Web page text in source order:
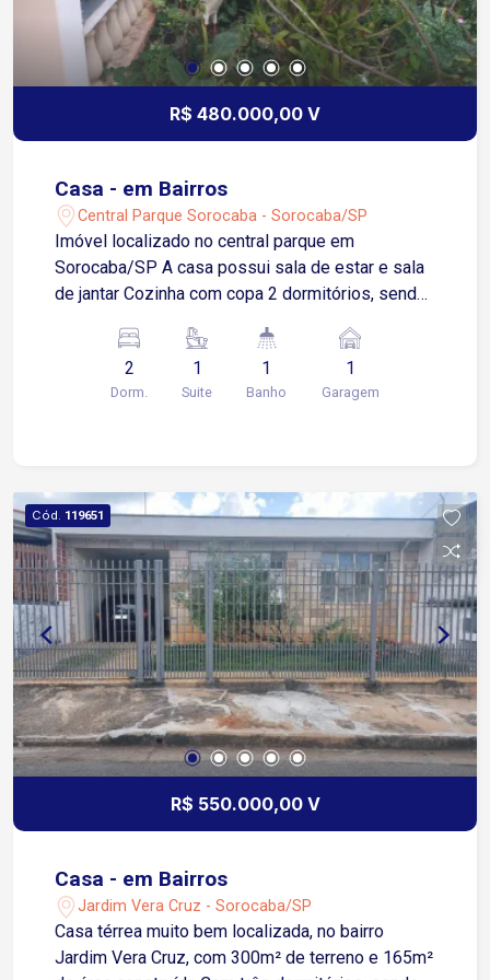
R$ 480.000,00 V
Casa - em Bairros
Central Parque Sorocaba - Sorocaba/SP
Imóvel localizado no central parque em
Sorocaba/SP A casa possui sala de estar e sala
de jantar Cozinha com copa 2 dormitórios, sendo
1 vaga de garagem coberta Ótimo imóvel em
bairro tradicional de Sorocaba
2
Dorm.
1
Suite
1
Banho
1
Garagem
Cód. 119651
R$ 550.000,00 V
Casa - em Bairros
Jardim Vera Cruz - Sorocaba/SP
Casa térrea muito bem localizada, no bairro
Jardim Vera Cruz, com 300m² de terreno e 165m²